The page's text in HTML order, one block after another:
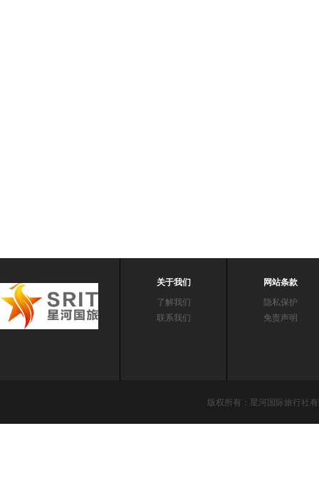
关于我们
了解我们
联系我们
网站条款
隐私保护
免责声明
版权所有：星河国际旅行社